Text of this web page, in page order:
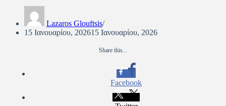
Lazaros Glouftsis
15 Ιανουαρίου, 202615 Ιανουαρίου, 2026
Share this...
Facebook